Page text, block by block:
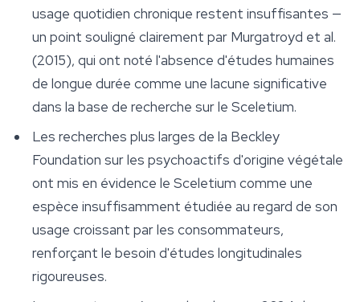
usage quotidien chronique restent insuffisantes —
un point souligné clairement par Murgatroyd et al.
(2015), qui ont noté l'absence d'études humaines
de longue durée comme une lacune significative
dans la base de recherche sur le Sceletium.
Les recherches plus larges de la Beckley
Foundation sur les psychoactifs d'origine végétale
ont mis en évidence le Sceletium comme une
espèce insuffisamment étudiée au regard de son
usage croissant par les consommateurs,
renforçant le besoin d'études longitudinales
rigoureuses.